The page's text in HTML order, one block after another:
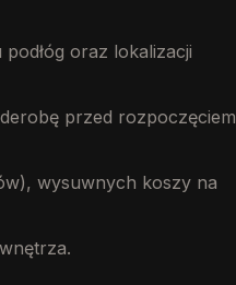
oraz lokalizacji
przed rozpoczęciem
wysuwnych koszy na